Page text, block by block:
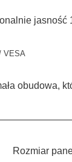
jasność
VESA
obudowa,
Rozmiar